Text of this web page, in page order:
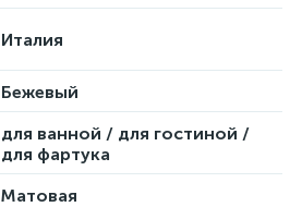
Италия
Бежевый
для ванной / для гостиной /
для фартука
Матовая